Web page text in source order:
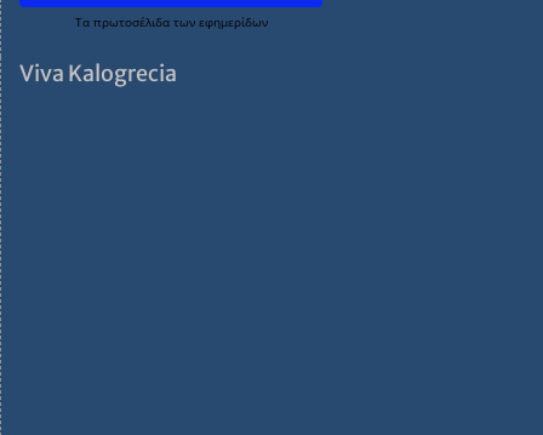
Τα πρωτοσέλιδα των εφημερίδων
Viva Kalogrecia